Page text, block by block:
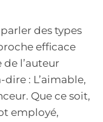
des types
efficace
l’auteur
: L’aimable,
Que ce soit,
employé,